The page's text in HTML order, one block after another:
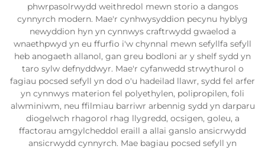
phwrpasolrwydd weithredol mewn storio a dangos
cynnyrch modern. Mae'r cynhwysyddion pecynu hyblyg
newyddion hyn yn cynnwys craftrwydd gwaelod a
wnaethpwyd yn eu ffurfio i'w chynnal mewn sefyllfa sefyll
heb anogaeth allanol, gan greu bodloni ar y shelf sydd yn
taro sylw defnyddwyr. Mae'r cyfanwedd strwythurol o
fagiau pocsed sefyll yn dod o'u hadeilad llawr, sydd fel arfer
yn cynnwys materion fel polyethylen, polipropilen, foli
alwminiwm, neu ffilmiau barriwr arbennig sydd yn darparu
diogelwch rhagorol rhag llygredd, ocsigen, goleu, a
ffactorau amgylcheddol eraill a allai ganslo ansicrwydd
ansicrwydd cynnyrch. Mae bagiau pocsed sefyll yn